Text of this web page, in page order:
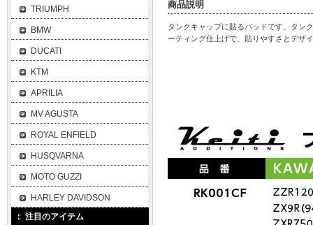
商品説明
タンクキャップに貼るパッドです。タン
ーティング仕上げで、貼りやすさとデザ
TRIUMPH
BMW
DUCATI
KTM
APRILIA
MV AGUSTA
ROYAL ENFIELD
HUSQVARNA
MOTO GUZZI
HARLEY DAVIDSON
注目のアイテム